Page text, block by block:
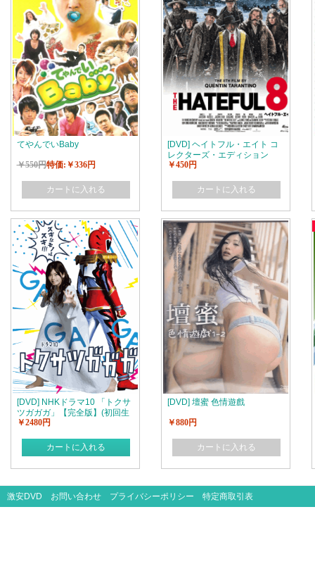
てやんでいBaby
￥550円特価:￥336円
カートに入れる
[DVD] ヘイトフル・エイト コ
レクターズ・エディション
￥450円
カートに入れる
[DVD] NHKドラマ10 「トクサ
ツガガガ」【完全版】(初回生
産限定版)
￥2480円
カートに入れる
[DVD] 壇蜜 色情遊戲
￥880円
カートに入れる
激安DVD お問い合わせ プライバシーポリシー 特定商取引表